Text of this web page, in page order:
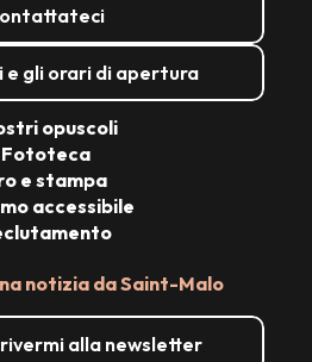
e gli orari di apertura
notizia da Saint-Malo
alla newsletter
opuscoli
Fototeca
e stampa
accessibile